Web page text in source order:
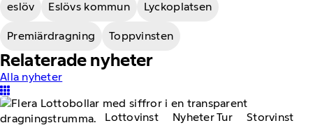
eslöv
Eslövs kommun Lyckoplatsen
Premiärdragning Toppvinsten
Relaterade nyheter
Alla nyheter
Lottovinst Nyheter Tur Storvinst